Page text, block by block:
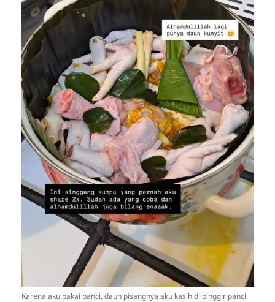
Karena aku pakai panci, daun pisangnya aku kasih di pinggir panci